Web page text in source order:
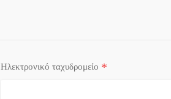
Ηλεκτρονικό ταχυδρομείο *